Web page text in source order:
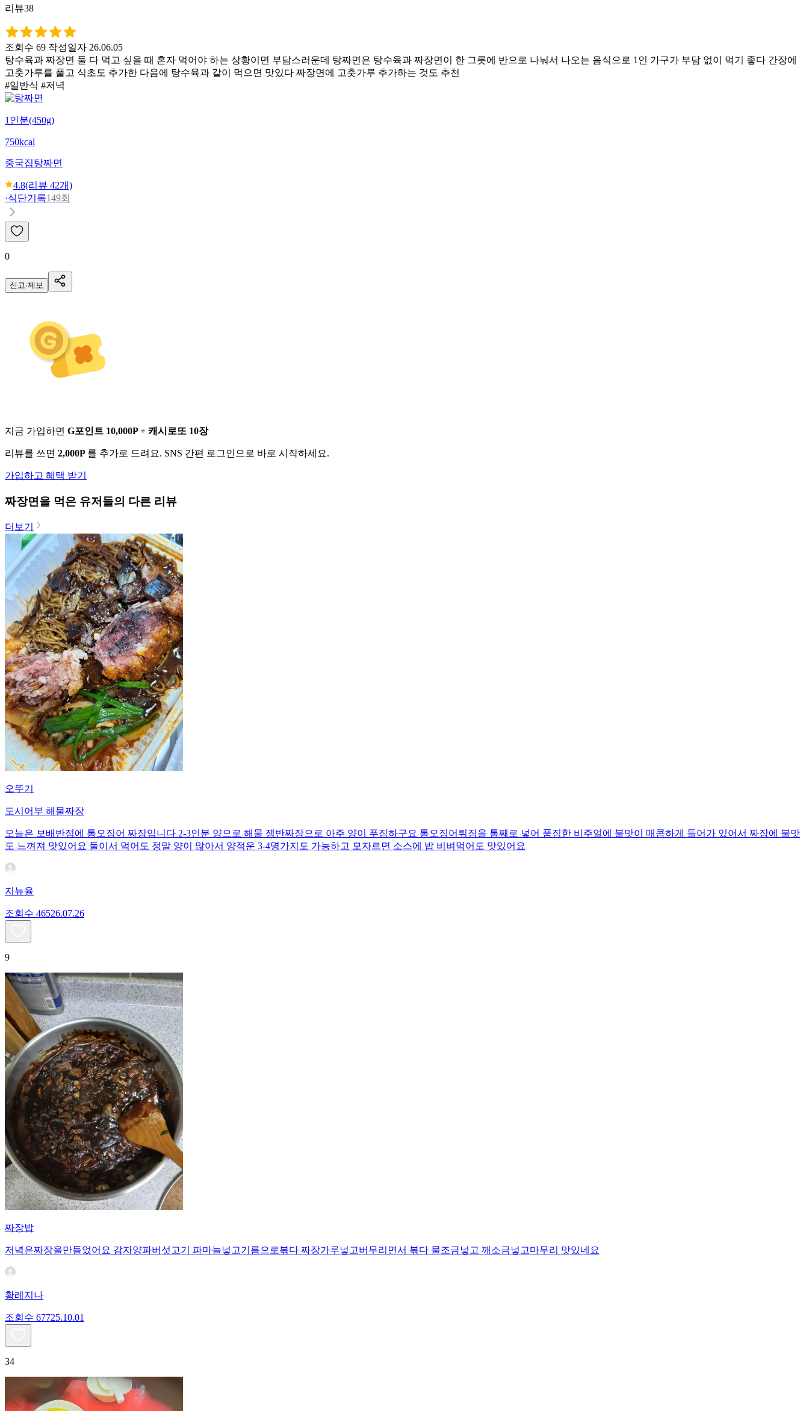
리뷰38
조회수 69 작성일자 26.06.05
탕수육과 짜장면 둘 다 먹고 싶을 때 혼자 먹어야 하는 상황이면 부담스러운데 탕짜면은 탕수육과 짜장면이 한 그릇에 반으로 나눠서 나오는 음식으로 1인 가구가 부담 없이 먹기 좋다 간장에
고춧가루를 풀고 식초도 추가한 다음에 탕수육과 같이 먹으면 맛있다 짜장면에 고춧가루 추가하는 것도 추천
#일반식 #저녁
1인분(450g)
750kcal
중국집탕짜면
4.8(리뷰 42개)
·식단기록149회
0
신고·제보
지금 가입하면 G포인트 10,000P + 캐시로또 10장
리뷰를 쓰면 2,000P 를 추가로 드려요. SNS 간편 로그인으로 바로 시작하세요.
가입하고 혜택 받기
짜장면 을 먹은 유저들의 다른 리뷰
더보기
오뚜기
도시어부 해물짜장
오늘은 보배반점에 통오징어 짜장입니다 2-3인분 양으로 해물 쟁반짜장으로 아주 양이 푸짐하구요 통오징어튀짐을 통째로 넣어 품짐한 비주얼에 불맛이 매콤하게 들어가 있어서 짜장에 불맛
도 느껴져 맛있어요 둘이서 먹어도 정말 양이 많아서 양적운 3-4명가지도 가능하고 모자르면 소스에 밥 비벼먹어도 맛있어요
지뉴율
조회수 46526.07.26
9
짜장밥
저녁은짜장을만들었어요 감자양파버섯고기 파마늘넣고기름으로볶다 짜장가루넣고버무리면서 볶다 물조금넣고 깨소금넣고마무리 맛있네요
황레지나
조회수 67725.10.01
34